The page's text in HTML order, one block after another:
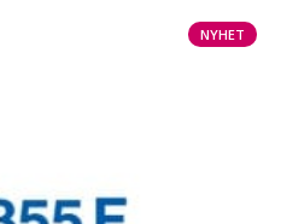
NYHET